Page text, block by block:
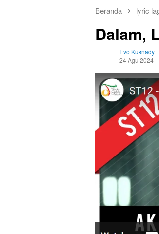
Beranda lyric
Dalam,
Evo Kusnady
24 Agu 2024 -